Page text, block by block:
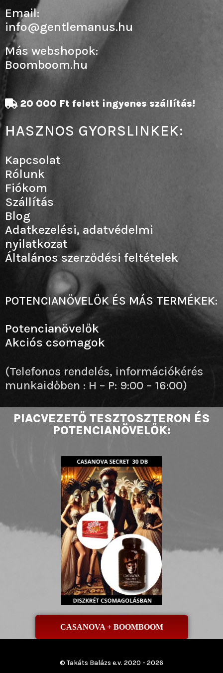
PIACVEZETŐ TESZTOSZTERON ÉS
POTENCIANÖVELŐK:
CASANOVA + BOOMBOOM
20 000 Ft felett ingyenes szállítás!
HASZNOS GYORSLINKEK:
Kapcsolat
Rólunk
Fiókom
Szállítás
Blog
Adatkezelési, adatvédelmi
nyilatkozat
Általános szerződési feltételek
POTENCIANÖVELŐK ÉS MÁS TERMÉKEK:
Potencianövelők
Akciós csomagok
(Telefonos rendelés, információkérés
munkaidőben : H – P: 9:00 – 16:00)
Email:
info@gentlemanus.hu
Más webshopok:
Boomboom.hu
© Takáts Balázs e.v. 2020 - 2026